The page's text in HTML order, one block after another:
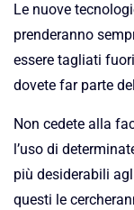
Le nuove
prenderanno
essere tagliati
dovete far parte
Non cedete alla
l’uso di
più desiderabili
questi le